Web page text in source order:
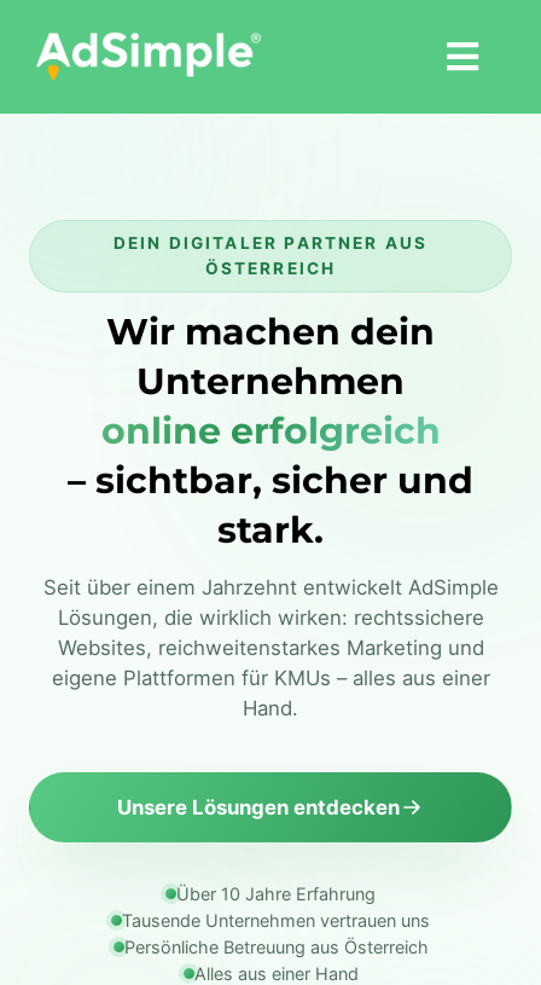
content
Tools
Pressemitteilungen
Agentur
Anmelden
DEIN DIGITALER PARTNER AUS
ÖSTERREICH
Wir machen dein
Unternehmen
online erfolgreich
– sichtbar, sicher und
stark.
Seit über einem Jahrzehnt entwickelt AdSimple
Lösungen, die wirklich wirken: rechtssichere
Websites, reichweitenstarkes Marketing und
eigene Plattformen für KMUs – alles aus einer
Hand.
Unsere Lösungen entdecken
Über 10 Jahre Erfahrung
Tausende Unternehmen vertrauen uns
Persönliche Betreuung aus Österreich
Alles aus einer Hand